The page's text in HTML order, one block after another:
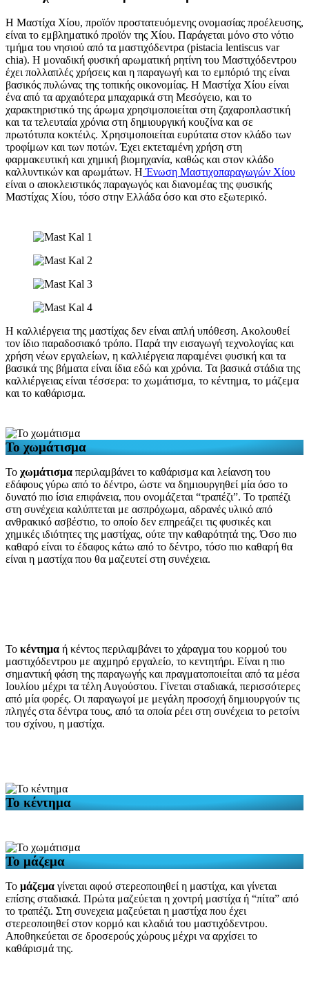
Η Μαστίχα Χίου, προϊόν προστατευόμενης ονομασίας προέλευσης,
είναι το εμβληματικό προϊόν της Χίου. Παράγεται μόνο στο νότιο
τμήμα του νησιού από τα μαστιχόδεντρα (pistacia lentiscus var
chia). Η μοναδική φυσική αρωματική ρητίνη του Μαστιχόδεντρου
έχει πολλαπλές χρήσεις και η παραγωγή και το εμπόριό της είναι
βασικός πυλώνας της τοπικής οικονομίας. Η Μαστίχα Χίου είναι
ένα από τα αρχαιότερα μπαχαρικά στη Μεσόγειο, και το
χαρακτηριστικό της άρωμα χρησιμοποιείται στη ζαχαροπλαστική
και τα τελευταία χρόνια στη δημιουργική κουζίνα και σε
πρωτότυπα κοκτέιλς. Χρησιμοποιείται ευρύτατα στον κλάδο των
τροφίμων και των ποτών. Έχει εκτεταμένη χρήση στη
φαρμακευτική και χημική βιομηχανία, καθώς και στον κλάδο
καλλυντικών και αρωμάτων. Η Ένωση Μαστιχοπαραγωγών Χίου
είναι ο αποκλειστικός παραγωγός και διανομέας της φυσικής
Μαστίχας Χίου, τόσο στην Ελλάδα όσο και στο εξωτερικό.
Η καλλιέργεια της μαστίχας δεν είναι απλή υπόθεση. Ακολουθεί
τον ίδιο παραδοσιακό τρόπο. Παρά την εισαγωγή τεχνολογίας και
χρήση νέων εργαλείων, η καλλιέργεια παραμένει φυσική και τα
βασικά της βήματα είναι ίδια εδώ και χρόνια. Τα βασικά στάδια της
καλλιέργειας είναι τέσσερα: το χωμάτισμα, το κέντημα, το μάζεμα
και το καθάρισμα.
Το χωμάτισμα
Το χωμάτισμα περιλαμβάνει το καθάρισμα και λείανση του
εδάφους γύρω από το δέντρο, ώστε να δημιουργηθεί μία όσο το
δυνατό πιο ίσια επιφάνεια, που ονομάζεται “τραπέζι”. Το τραπέζι
στη συνέχεια καλύπτεται με ασπρόχωμα, αδρανές υλικό από
ανθρακικό ασβέστιο, το οποίο δεν επηρεάζει τις φυσικές και
χημικές ιδιότητες της μαστίχας, ούτε την καθαρότητά της. Όσο πιο
καθαρό είναι το έδαφος κάτω από το δέντρο, τόσο πιο καθαρή θα
είναι η μαστίχα που θα μαζευτεί στη συνέχεια.
Το κέντημα ή κέντος περιλαμβάνει το χάραγμα του κορμού του
μαστιχόδεντρου με αιχμηρό εργαλείο, το κεντητήρι. Είναι η πιο
σημαντική φάση της παραγωγής και πραγματοποιείται από τα μέσα
Ιουλίου μέχρι τα τέλη Αυγούστου. Γίνεται σταδιακά, περισσότερες
από μία φορές. Οι παραγωγοί με μεγάλη προσοχή δημιουργούν τις
πληγές στα δέντρα τους, από τα οποία ρέει στη συνέχεια το ρετσίνι
του σχίνου, η μαστίχα.
Το κέντημα
Το μάζεμα
Το μάζεμα γίνεται αφού στερεοποιηθεί η μαστίχα, και γίνεται
επίσης σταδιακά. Πρώτα μαζεύεται η χοντρή μαστίχα ή “πίτα” από
το τραπέζι. Στη συνεχεια μαζεύεται η μαστίχα που έχει
στερεοποιηθεί στον κορμό και κλαδιά του μαστιχόδεντρου.
Αποθηκεύεται σε δροσερούς χώρους μέχρι να αρχίσει το
καθάρισμά της.